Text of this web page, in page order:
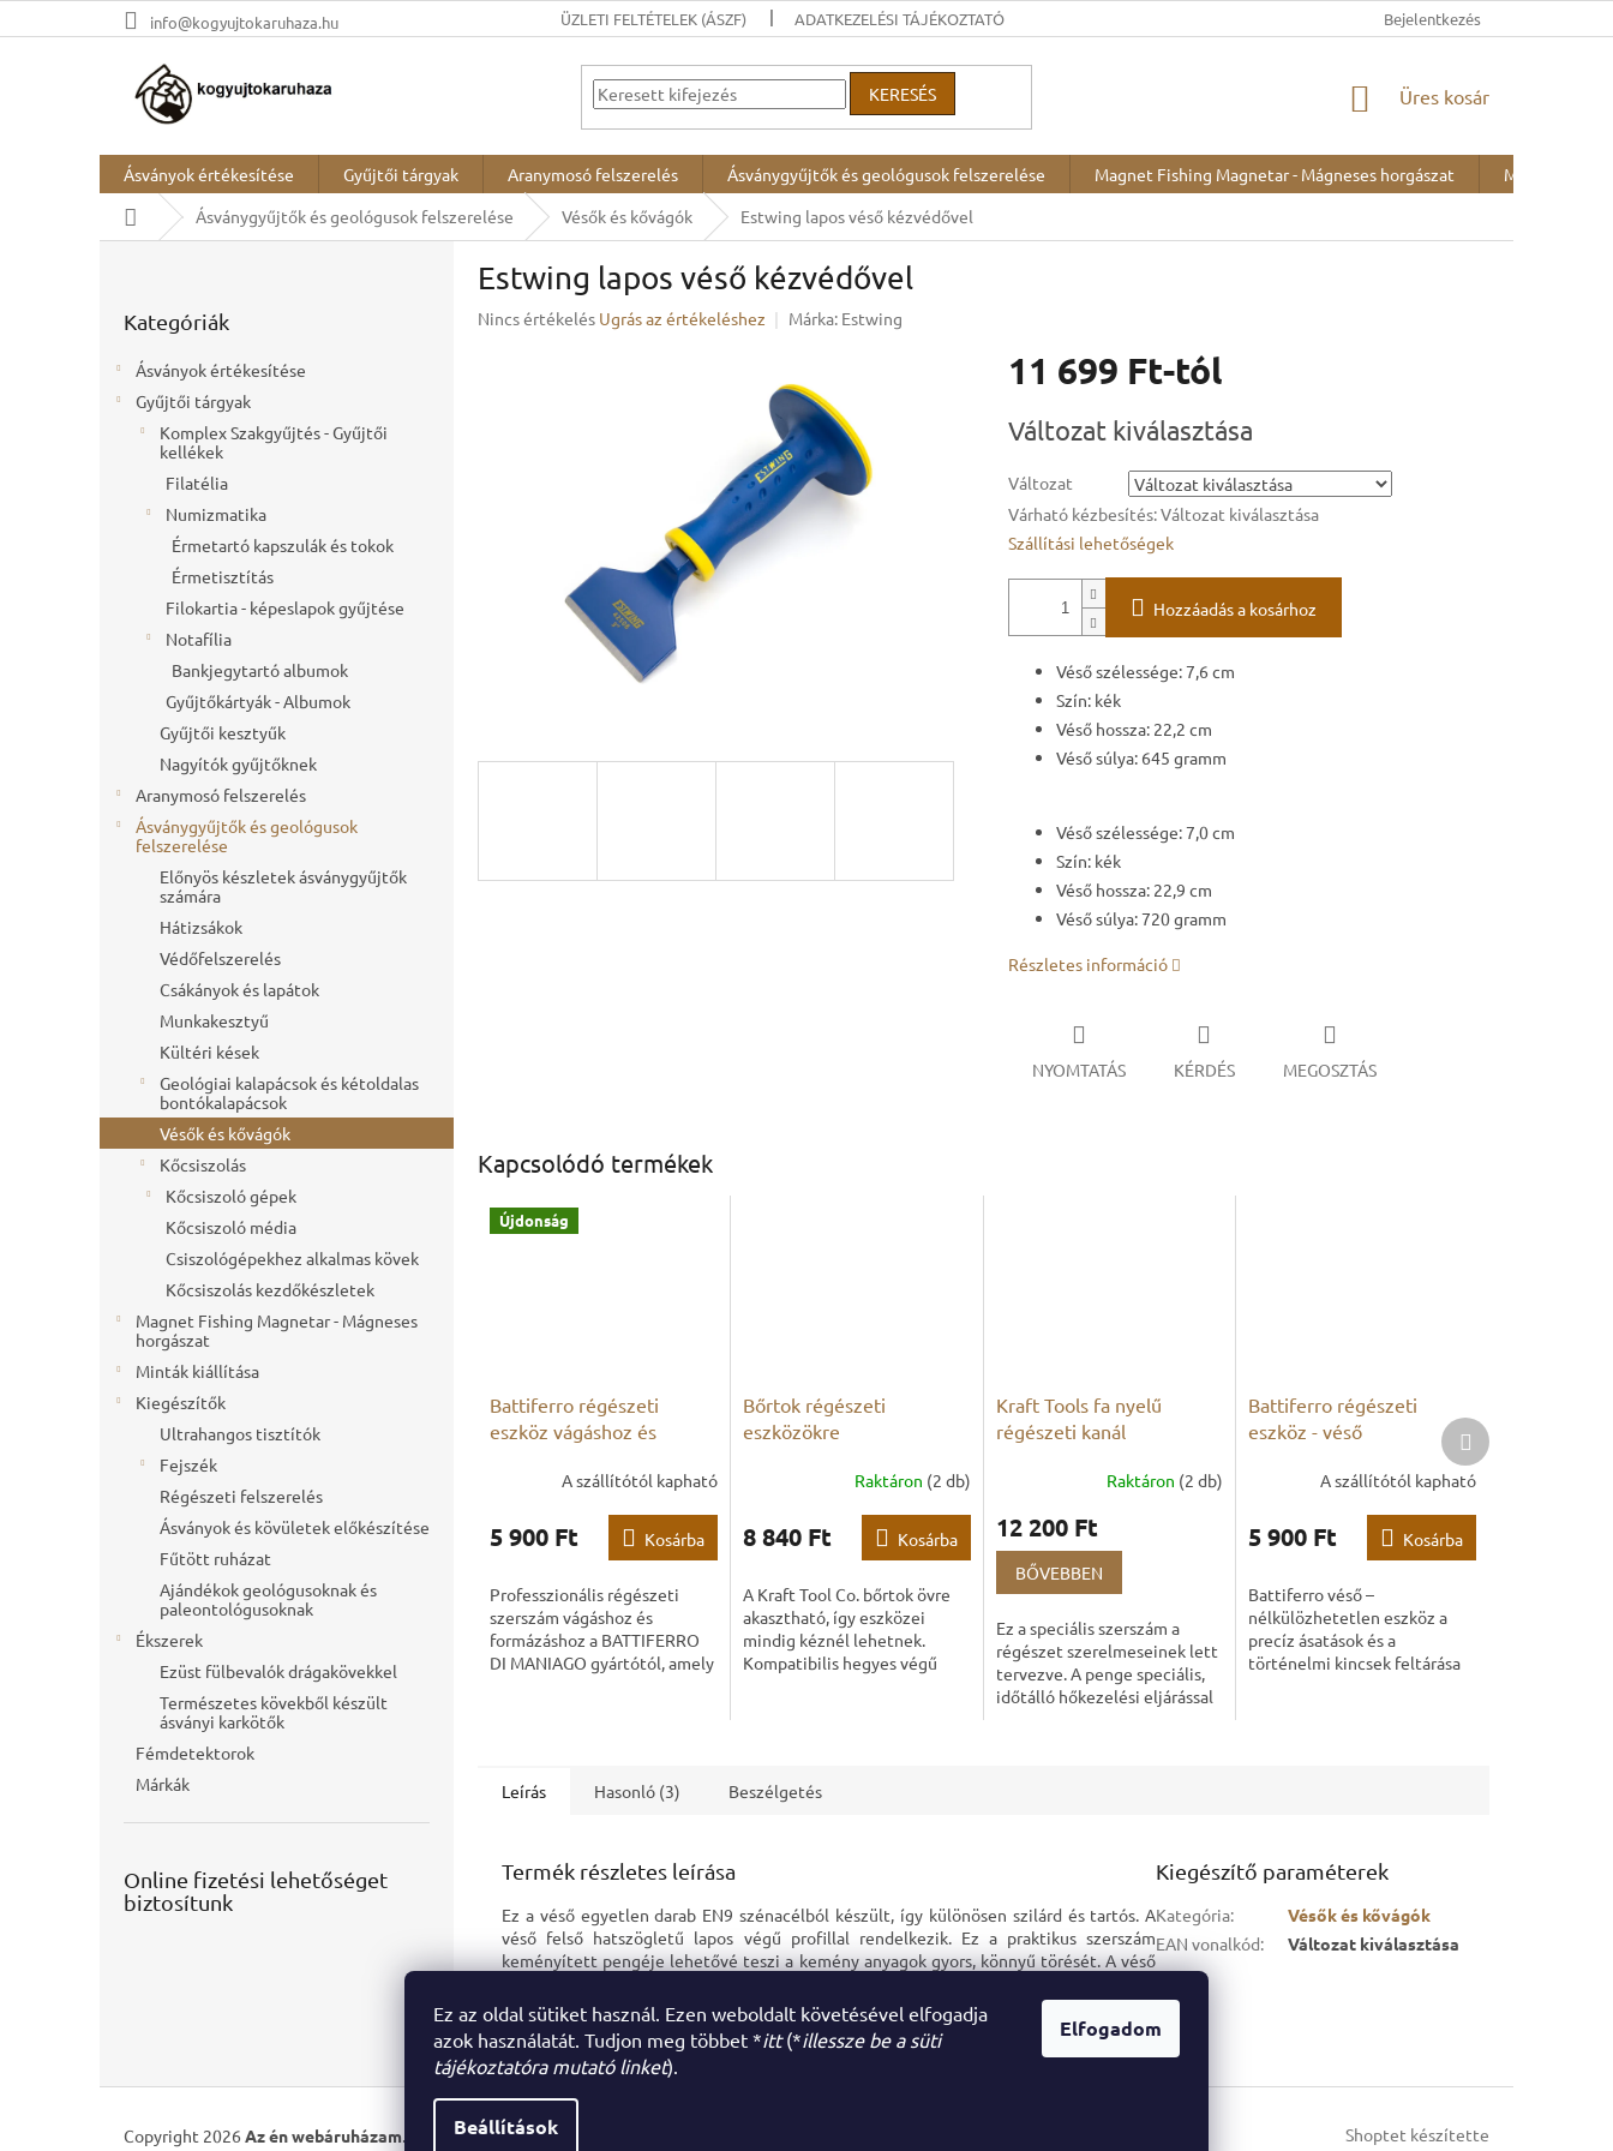
Ez az oldal sütiket használ. Ezen weboldalt követésével elfogadja
azok használatát. Tudjon meg többet *itt(*illessze be a süti
tájékoztatóra mutató linket).
Beállítások
Elfogadom
a
info@kogyujtokaruhaza.hu ÜZLETI FELTÉTELEK (ÁSZF) ADATKEZELÉSI TÁJÉKOZTATÓ Bejelentkezés
KERESÉS KOSÁR
Üres kosár
Ásványok értékesítése Gyűjtői tárgyak Aranymosó felszerelés Ásványgyűjtők és geológusok felszerelése Magnet Fishing Magnetar - Mágneses horgászat
Minták
KezdőlapÁsványgyűjtők és geológusok felszerelése Vésők és kővágók Estwing lapos véső kézvédővel
átugrása
Kategóriák
Ásványok értékesítése
Gyűjtői tárgyak
Komplex Szakgyűjtés - Gyűjtői
kellékek
Filatélia
Numizmatika
Érmetartó kapszulák és tokok
Érmetisztítás
Filokartia - képeslapok gyűjtése
Notafília
Bankjegytartó albumok
Gyűjtőkártyák - Albumok
Gyűjtői kesztyűk
Nagyítók gyűjtőknek
Aranymosó felszerelés
Ásványgyűjtők és geológusok
felszerelése
Előnyös készletek ásványgyűjtők
számára
Hátizsákok
Védőfelszerelés
Csákányok és lapátok
Munkakesztyű
Kültéri kések
Geológiai kalapácsok és kétoldalas
bontókalapácsok
Vésők és kővágók
Kőcsiszolás
Kőcsiszoló gépek
Kőcsiszoló média
Csiszológépekhez alkalmas kövek
Kőcsiszolás kezdőkészletek
Magnet Fishing Magnetar - Mágneses
horgászat
Minták kiállítása
Kiegészítők
Ultrahangos tisztítók
Fejszék
Régészeti felszerelés
Ásványok és kövületek előkészítése
Fűtött ruházat
Ajándékok geológusoknak és
paleontológusoknak
Ékszerek
Ezüst fülbevalók drágakövekkel
Természetes kövekből készült
ásványi karkötők
Fémdetektorok
Márkák
Online fizetési lehetőséget
biztosítunk
Estwing lapos véső kézvédővel
A
Nincs értékelés Ugrás az értékeléshez Márka: Estwing
11 699 Ft-tól
Változat kiválasztása
Változat
Várható kézbesítés:Változat kiválasztása
Szállítási lehetőségek
Hozzáadás a kosárhoz
Véső szélessége: 7,6 cm
Szín: kék
Véső hossza: 22,2 cm
Véső súlya: 645 gramm
Véső szélessége: 7,0 cm
Szín: kék
Véső hossza: 22,9 cm
Véső súlya: 720 gramm
Részletes információ
NYOMTATÁS KÉRDÉS MEGOSZTÁS
Kapcsolódó termékek
Újdonság
Battiferro régészeti
eszköz vágáshoz és
A szállítótól kapható
5 900 Ft Kosárba
Professzionális régészeti
szerszám vágáshoz és
formázáshoz a BATTIFERRO
DI MANIAGO gyártótól, amely
Bőrtok régészeti
eszközökre
Raktáron (2 db)
8 840 Ft Kosárba
A Kraft Tool Co. bőrtok övre
akasztható, így eszközei
mindig kéznél lehetnek.
Kompatibilis hegyes végű
Kraft Tools fa nyelű
régészeti kanál
Raktáron (2 db)
12 200 Ft
BŐVEBBEN
Ez a speciális szerszám a
régészet szerelmeseinek lett
tervezve. A penge speciális,
időtálló hőkezelési eljárással
Battiferro régészeti
eszköz - véső
A szállítótól kapható
5 900 Ft Kosárba
Battiferro véső –
nélkülözhetetlen eszköz a
precíz ásatások és a
történelmi kincsek feltárása
Következő
termék
Leírás Hasonló (3) Beszélgetés
Termék részletes leírása
Ez a véső egyetlen darab EN9 szénacélból készült, így különösen szilárd és tartós. A
véső felső hatszögletű lapos végű profillal rendelkezik. Ez a praktikus szerszám
keményített pengéje lehetővé teszi a kemény anyagok gyors, könnyű törését. A véső
kövek hasításához.
Kiegészítő paraméterek
Kategória:
Vésők és kővágók
EAN vonalkód: Változat kiválasztása
Shoptet készítette
Copyright 2026 Az én webáruházam. Minden jog fenntartva.